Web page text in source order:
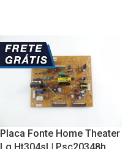
Placa Fonte Home Theater